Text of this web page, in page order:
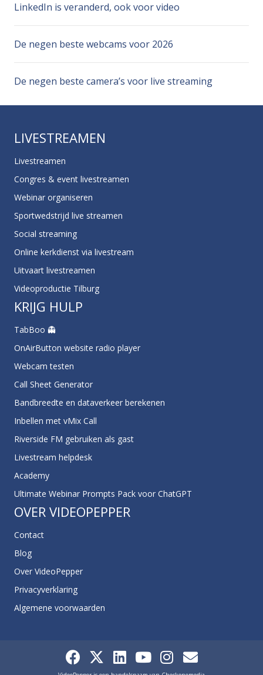
LinkedIn is veranderd, ook voor video
De negen beste webcams voor 2026
De negen beste camera’s voor live streaming
LIVESTREAMEN
Livestreamen
Congres & event livestreamen
Webinar organiseren
Sportwedstrijd live streamen
Social streaming
Online kerkdienst via livestream
Uitvaart livestreamen
Videoproductie Tilburg
KRIJG HULP
TabBoo 👻
OnAirButton website radio player
Webcam testen
Call Sheet Generator
Bandbreedte en dataverkeer berekenen
Inbellen met vMix Call
Riverside FM gebruiken als gast
Livestream helpdesk
Academy
Ultimate Webinar Prompts Pack voor ChatGPT
OVER VIDEOPEPPER
Contact
Blog
Over VideoPepper
Privacyverklaring
Algemene voorwaarden